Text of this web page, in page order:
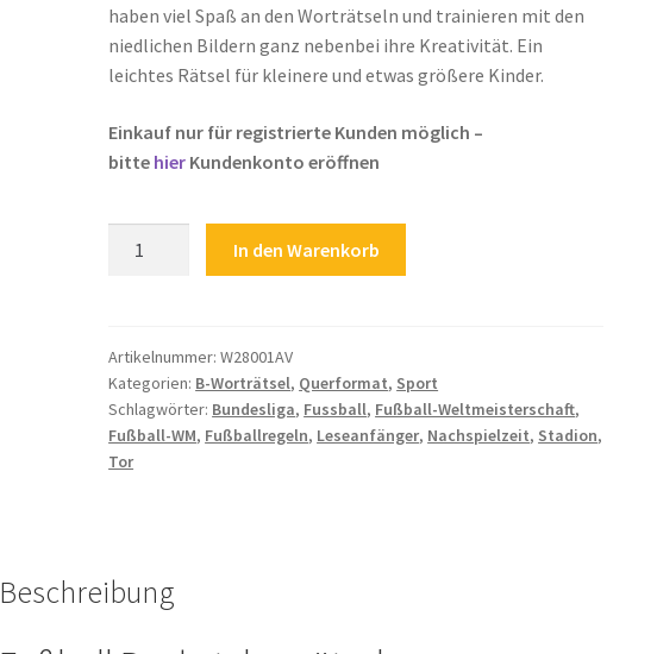
haben viel Spaß an den Worträtseln und trainieren mit den
niedlichen Bildern ganz nebenbei ihre Kreativität. Ein
leichtes Rätsel für kleinere und etwas größere Kinder.
Einkauf nur für registrierte Kunden möglich –
bitte hier Kundenkonto eröffnen
WM
Fußball-
Weltmeisterschaft
Bundesliga
Nachspielzeit
Menge
In den Warenkorb
Artikelnummer:W28001AV
Kategorien: B-Worträtsel, Querformat, Sport
Schlagwörter: Bundesliga, Fussball, Fußball-Weltmeisterschaft,
Fußball-WM, Fußballregeln, Leseanfänger, Nachspielzeit, Stadion,
Tor
Beschreibung